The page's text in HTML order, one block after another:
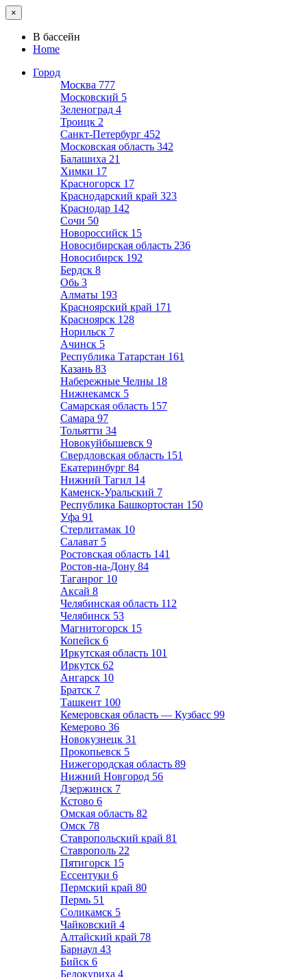
×
В бассейн
Home
Город
Москва 777
Московский 5
Зеленоград 4
Троицк 2
Санкт-Петербург 452
Московская область 342
Балашиха 21
Химки 17
Красногорск 17
Краснодарский край 323
Краснодар 142
Сочи 50
Новороссийск 15
Новосибирская область 236
Новосибирск 192
Бердск 8
Обь 3
Алматы 193
Красноярский край 171
Красноярск 128
Норильск 7
Ачинск 5
Республика Татарстан 161
Казань 83
Набережные Челны 18
Нижнекамск 5
Самарская область 157
Самара 97
Тольятти 34
Новокуйбышевск 9
Свердловская область 151
Екатеринбург 84
Нижний Тагил 14
Каменск-Уральский 7
Республика Башкортостан 150
Уфа 91
Стерлитамак 10
Салават 5
Ростовская область 141
Ростов-на-Дону 84
Таганрог 10
Аксай 8
Челябинская область 112
Челябинск 53
Магнитогорск 15
Копейск 6
Иркутская область 101
Иркутск 62
Ангарск 10
Братск 7
Ташкент 100
Кемеровская область — Кузбасс 99
Кемерово 36
Новокузнецк 31
Прокопьевск 5
Нижегородская область 89
Нижний Новгород 56
Дзержинск 7
Кстово 6
Омская область 82
Омск 78
Ставропольский край 81
Ставрополь 22
Пятигорск 15
Ессентуки 6
Пермский край 80
Пермь 51
Соликамск 5
Чайковский 4
Алтайский край 78
Барнаул 43
Бийск 6
Белокуриха 4